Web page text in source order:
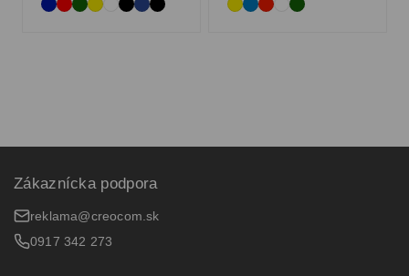
Zákaznícka podpora
reklama@creocom.sk
0917 342 273